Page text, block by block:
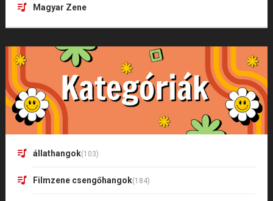
Magyar Zene
állathangok(103)
Filmzene csengőhangok(184)